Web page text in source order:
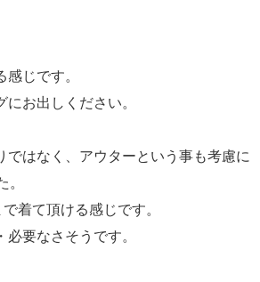
じです。
お出しください。
ではなく、アウターという事も考慮に
。
着て頂ける感じです。
要なさそうです。